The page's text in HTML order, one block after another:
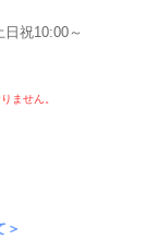
祝10:00～
ません。
＞